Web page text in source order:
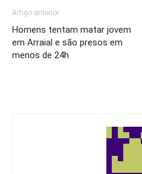
Artigo anterior
Homens tentam matar jovem
em Arraial e são presos em
menos de 24h